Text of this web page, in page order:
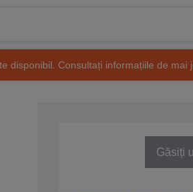
Consultați informațiile de mai
Găsiți